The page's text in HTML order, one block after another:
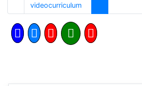
videocurriculum